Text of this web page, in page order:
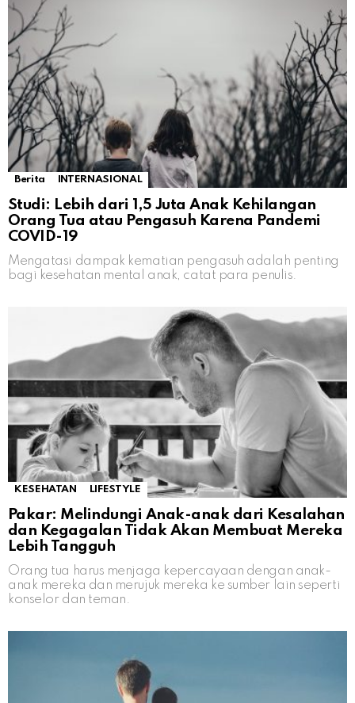
Berita INTERNASIONAL
Studi: Lebih dari 1,5 Juta Anak Kehilangan
Orang Tua atau Pengasuh Karena Pandemi
COVID-19
Mengatasi dampak kematian pengasuh adalah penting
bagi kesehatan mental anak, catat para penulis.
KESEHATAN LIFESTYLE
Pakar: Melindungi Anak-anak dari Kesalahan
dan Kegagalan Tidak Akan Membuat Mereka
Lebih Tangguh
Orang tua harus menjaga kepercayaan dengan anak-
anak mereka dan merujuk mereka ke sumber lain seperti
konselor dan teman.